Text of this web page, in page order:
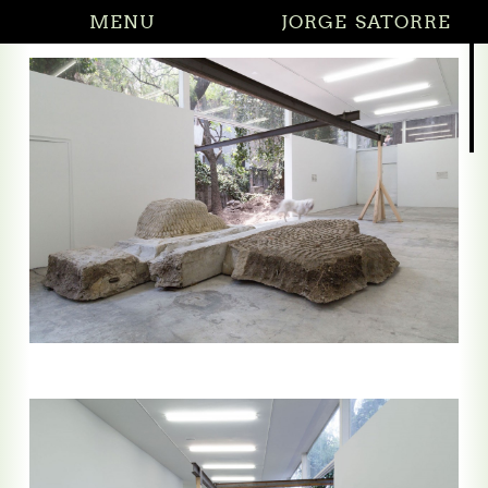
sin decirme nada
sin decirme nada (relieves)
27.02.2026 Did I
MENU JORGE SATORRE